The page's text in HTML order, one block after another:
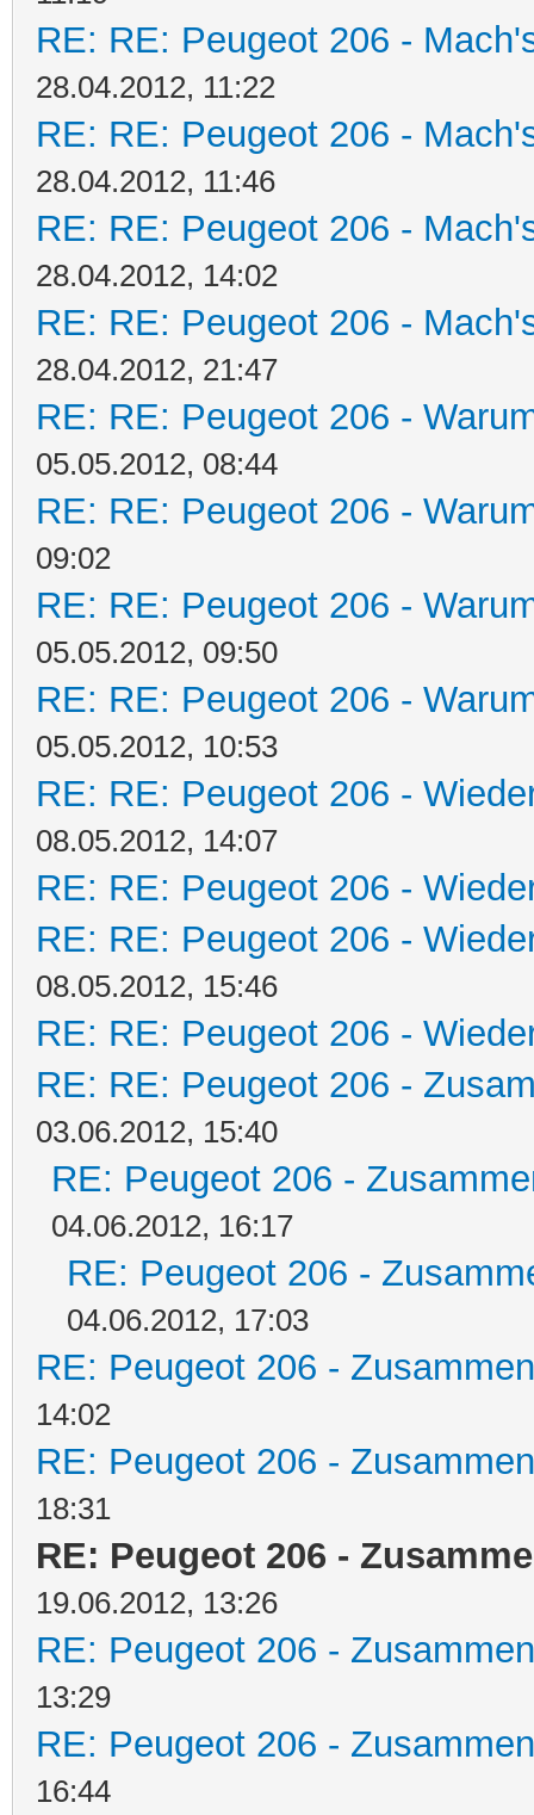
RE: RE: Peugeot 206 -
28.04.2012, 11:22
RE: RE: Peugeot 206 -
28.04.2012, 11:46
RE: RE: Peugeot 206 -
28.04.2012, 14:02
RE: RE: Peugeot 206 -
28.04.2012, 21:47
RE: RE: Peugeot 206 -
05.05.2012, 08:44
RE: RE: Peugeot 206 -
09:02
RE: RE: Peugeot 206 -
05.05.2012, 09:50
RE: RE: Peugeot 206 -
05.05.2012, 10:53
RE: RE: Peugeot 206 -
08.05.2012, 14:07
RE: RE: Peugeot 206 -
RE: RE: Peugeot 206 -
08.05.2012, 15:46
RE: RE: Peugeot 206 -
RE: RE: Peugeot 206 -
03.06.2012, 15:40
RE: Peugeot 206 -
04.06.2012, 16:17
RE: Peugeot 206 -
04.06.2012, 17:03
RE: Peugeot 206 -
14:02
RE: Peugeot 206 -
18:31
RE: Peugeot 206 -
19.06.2012, 13:26
RE: Peugeot 206 -
13:29
RE: Peugeot 206 -
16:44